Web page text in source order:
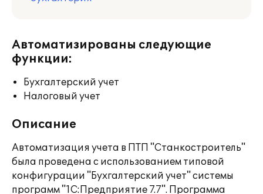
Автоматизированы следующие
функции:
Бухгалтерский учет
Налоговый учет
Описание
Автоматизация учета в ПТП "Станкостроитель"
была проведена с использованием типовой
конфигурации "Бухгалтерский учет" системы
программ "1С:Предприятие 7.7". Программа